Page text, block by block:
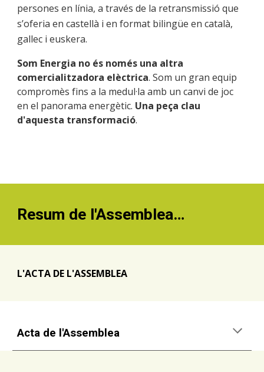
persones en línia, a través de la retransmissió que
s’oferia en castellà i en format bilingüe en català,
gallec i euskera.
Som Energia no és només una altra
comercialitzadora elèctrica. Som un gran equip
compromès fins a la medul·la amb un canvi de joc
en el panorama energètic. Una peça clau
d'aquesta transformació.
Resum de l'Assemblea…
L'ACTA DE L'ASSEMBLEA
Acta de l'Assemblea